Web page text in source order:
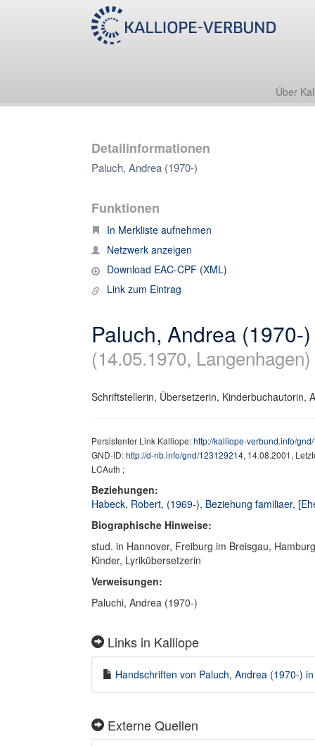
Über
Detailinformationen
Paluch, Andrea (1970-)
Funktionen
In Merkliste aufnehmen
Netzwerk anzeigen
Download EAC-CPF (XML)
Link zum Eintrag
Paluch, Andrea (1970-)
(14.05.1970, Langenhagen)
Schriftstellerin, Übersetzerin, Kinderbuchautorin,
Persistenter Link Kalliope:http://kalliope-verbund.info/
GND-ID:http://d-nb.info/gnd/123129214, 14.08.2001,
LCAuth ;
Beziehungen:
Habeck, Robert, (1969-), Beziehung familiaer,
Biographische Hinweise:
stud. in Hannover, Freiburg im Breisgau,
Kinder, Lyrikübersetzerin
Verweisungen:
Paluchi, Andrea (1970-)
Links in Kalliope
Handschriften von Paluch, Andrea (1970-)
Externe Quellen